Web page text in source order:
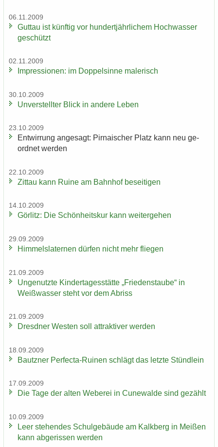
06.11.2009
Gut­tau ist künf­tig vor hun­dert­jähr­li­chem Hoch­was­ser
ge­schützt
02.11.2009
Im­pres­sio­nen: im Dop­pel­sin­ne ma­le­risch
30.10.2009
Un­ver­stell­ter Blick in an­de­re Leben
23.10.2009
Ent­wir­rung an­ge­sagt: Pir­na­i­scher Platz kann neu ge­
ord­net wer­den
22.10.2009
Zit­tau kann Ruine am Bahn­hof be­sei­ti­gen
14.10.2009
Gör­litz: Die Schön­heits­kur kann wei­ter­ge­hen
29.09.2009
Him­mels­la­ter­nen dür­fen nicht mehr flie­gen
21.09.2009
Un­ge­nutz­te Kin­der­ta­ges­stät­te „Frie­dens­tau­be“ in
Weiß­was­ser steht vor dem Ab­riss
21.09.2009
Dresd­ner Wes­ten soll at­trak­ti­ver wer­den
18.09.2009
Bautz­ner Perfecta-​Ruinen schlägt das letz­te Stünd­lein
17.09.2009
Die Tage der alten We­be­rei in Cu­n­e­wal­de sind ge­zählt
10.09.2009
Leer ste­hen­des Schul­ge­bäu­de am Kalk­berg in Mei­ßen
kann ab­ge­ris­sen wer­den